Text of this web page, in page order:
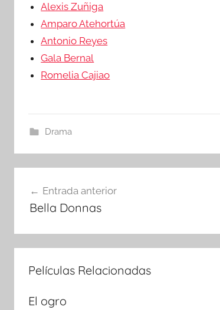
Alexis Zuñiga
Amparo Atehortúa
Antonio Reyes
Gala Bernal
Romelia Cajiao
Drama
Navegación
de
entradas
Entrada anterior
Bella Donnas
Películas Relacionadas
El ogro